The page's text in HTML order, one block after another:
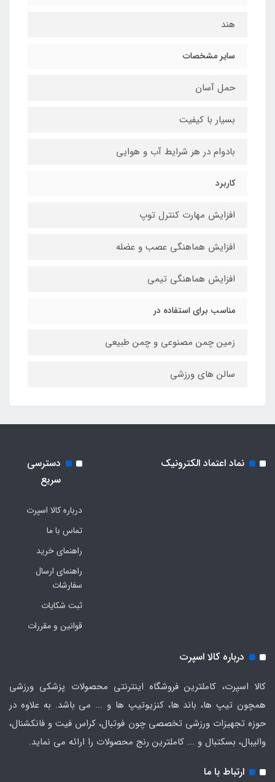
هند
سایر مشخصات
حمل آسان
بسیار با کیفیت
بادوام در هر شرایط آب و هوایی
کاربرد
افزایش مهارت کنترل توپ
افزایش هماهنگی عصب و عضله
افزایش هماهنگی تیمی
مناسب برای استفاده در
زمین چمن مصنوعی و چمن طبیعی
سالن های ورزشی
نماد اعتماد الکترونیک
دسترسی
سریع
درباره کالا اسپرت
تماس با ما
راهنمای خرید
راهنمای ارسال
سفارشات
ثبت شکایات
قوانین و مقررات
درباره کالا اسپرت
کالا اسپرت، کاملترین فروشگاه اینترنتی محصولات پزشکی ورزشی
همچون تیپ ها، باند ها، کنزیوتیپ ها و ... می باشد. به علاوه در
حوزه تجهیزات ورزشی تخصصی چون فوتبال، کراس فیت و فانکشنال،
والیبال، بسکتبال و ... کاملترین رنج محصولات را ارائه می نماید.
ارتباط با ما